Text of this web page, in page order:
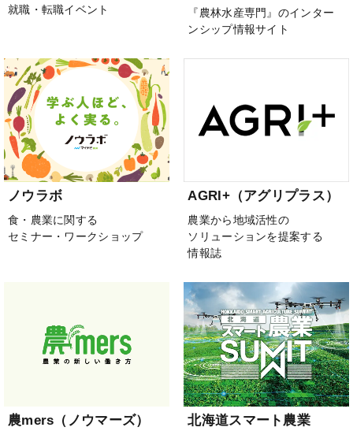
就職・転職イベント
『農林水産専門』のインター
ンシップ情報サイト
ノウラボ
食・農業に関する
セミナー・ワークショップ
AGRI+（アグリプラス）
農業から地域活性の
ソリューションを提案する
情報誌
農mers（ノウマーズ）
北海道スマート農業